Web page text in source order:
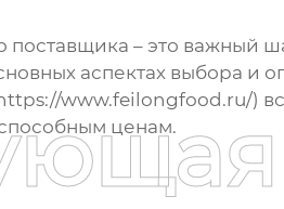
поставщика – это важный
аспектах выбора
www.feilongfood.ru/)
ценам.